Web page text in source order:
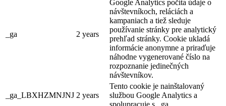
_ga 2 years
Google Analytics počíta údaje o
návštevníkoch, reláciách a
kampaniach a tiež sleduje
používanie stránky pre analytický
prehľad stránky. Cookie ukladá
informácie anonymne a priraďuje
náhodne vygenerované číslo na
rozpoznanie jedinečných
návštevníkov.
_ga_LBXHZMNJNJ 2 years
Tento cookie je nainštalovaný
službou Google Analytics a
spolupracuje s _ga.